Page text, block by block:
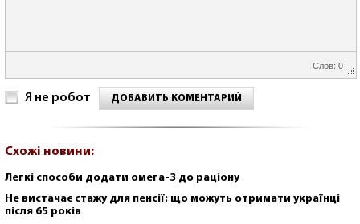
Слов: 0
Я не робот ДОБАВИТЬ КОМЕНТАРИЙ
Схожі новини:
Легкі способи додати омега-3 до раціону
Не вистачає стажу для пенсії: що можуть отримати українці
після 65 років